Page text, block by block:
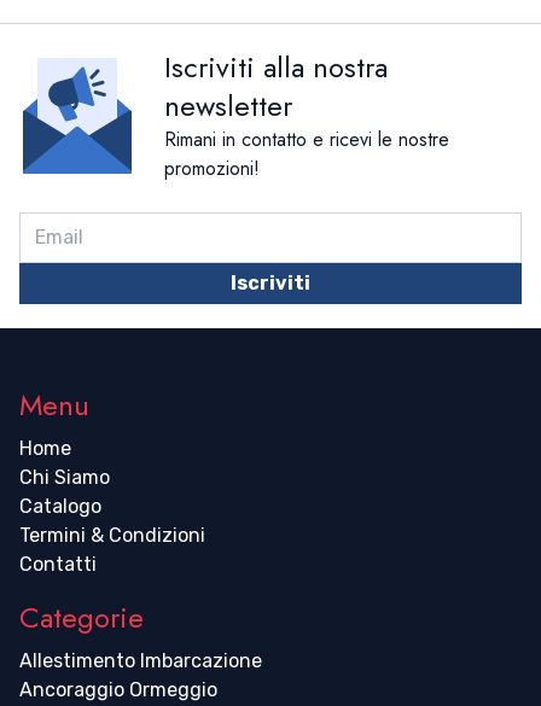
Iscriviti alla nostra
newsletter
Rimani in contatto e ricevi le nostre
promozioni!
Iscriviti
Menu
Home
Chi Siamo
Catalogo
Termini & Condizioni
Contatti
Categorie
Allestimento Imbarcazione
Ancoraggio Ormeggio